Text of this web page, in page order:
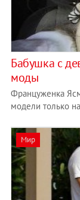
Бабушка с
моды
Француженка
модели только
Мир